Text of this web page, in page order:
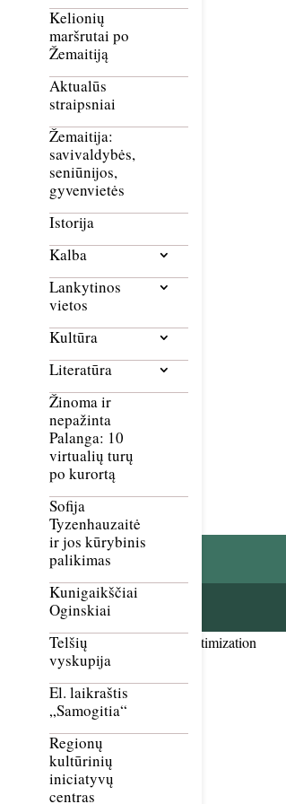
Kelionių
maršrutai po
Žemaitiją
Aktualūs
straipsniai
Žemaitija:
savivaldybės,
seniūnijos,
gyvenvietės
Istorija
Kalba
Lankytinos
vietos
Kultūra
Literatūra
Žinoma ir
nepažinta
Palanga: 10
virtualių turų
po kurortą
Sofija
Tyzenhauzaitė
ir jos kūrybinis
palikimas
Kunigaikščiai
Oginskiai
Telšių
vyskupija
El. laikraštis
„Samogitia“
Regionų
kultūrinių
iniciatyvų
centras
Smush Image Compression and Optimization